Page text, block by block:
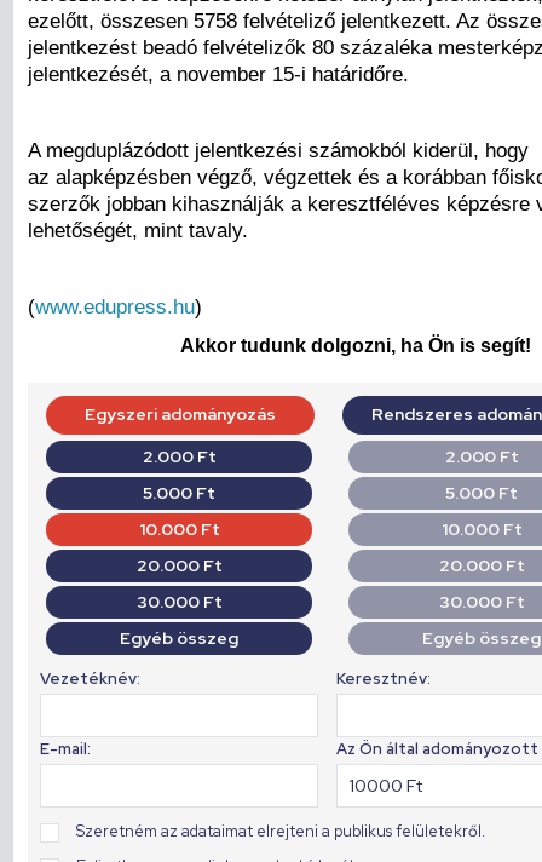
ezelőtt, összesen 5758 felvételiző jelentkezett. Az
jelentkezést beadó felvételizők 80 százaléka
jelentkezését, a november 15-i határidőre.
A megduplázódott jelentkezési számokból kiderül, hogy
az alapképzésben végző, végzettek és a korábban
szerzők jobban kihasználják a keresztféléves képzésre
lehetőségét, mint tavaly.
(www.edupress.hu)
Akkor tudunk dolgozni, ha Ön is segít!